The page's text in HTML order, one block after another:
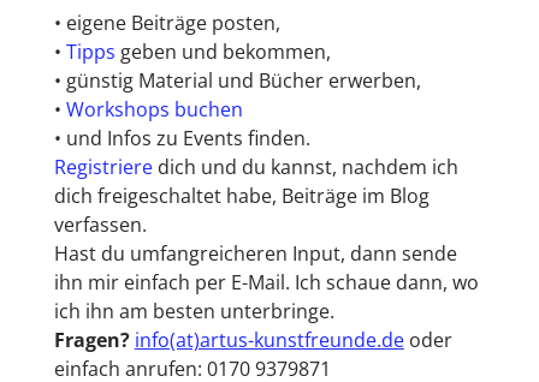
• eigene Beiträge posten,
• Tipps geben und bekommen,
• günstig Material und Bücher erwerben,
• Workshops buchen
• und Infos zu Events finden.
Registrieredich und du kannst, nachdem ich
dich freigeschaltet habe, Beiträge im Blog
verfassen.
Hast du umfangreicheren Input, dann sende
ihn mir einfach per E-Mail. Ich schaue dann, wo
ich ihn am besten unterbringe.
Fragen? info(at)artus-kunstfreunde.deoder
einfach anrufen: 0170 9379871